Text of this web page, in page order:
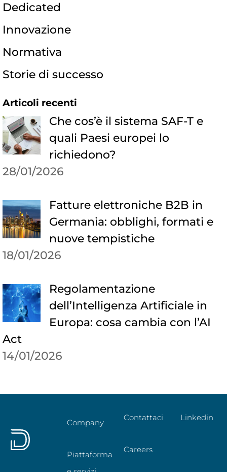
Dedicated
Innovazione
Normativa
Storie di successo
Articoli recenti
Che cos’è il sistema SAF-T e
quali Paesi europei lo
richiedono?
28/01/2026
Fatture elettroniche B2B in
Germania: obblighi, formati e
nuove tempistiche
18/01/2026
Regolamentazione
dell’Intelligenza Artificiale in
Europa: cosa cambia con l’AI
Act
14/01/2026
Company
Piattaforma
Contattaci
Careers
Linkedin